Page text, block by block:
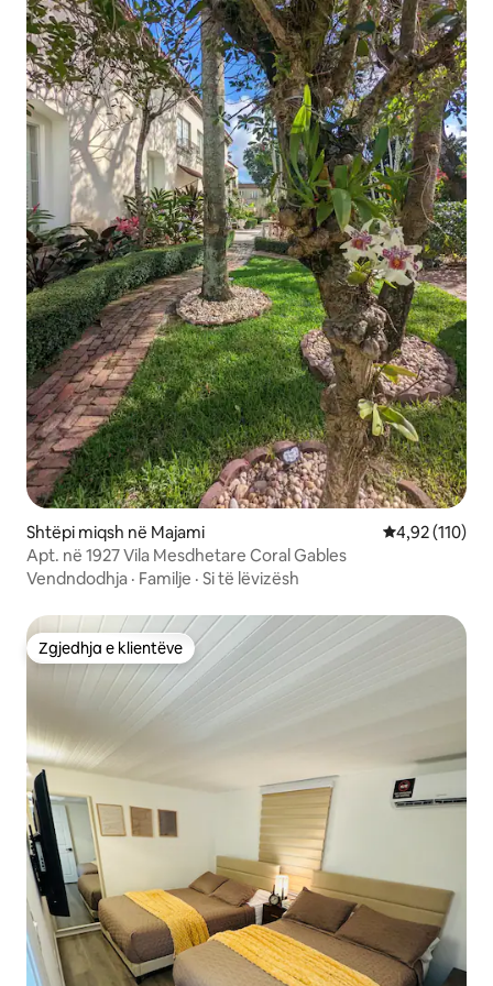
Shtëpi miqsh në Majami Vlerësimi
4,92 (110)
Apt. në 1927 Vila Mesdhetare Coral Gables
Vendndodhja · Familje · Si të lëvizësh
Zgjedhja e klientëve
Zgjedhja e klientëve